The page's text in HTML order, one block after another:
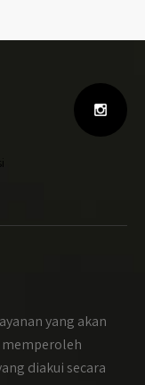
yang akan
diakui secara